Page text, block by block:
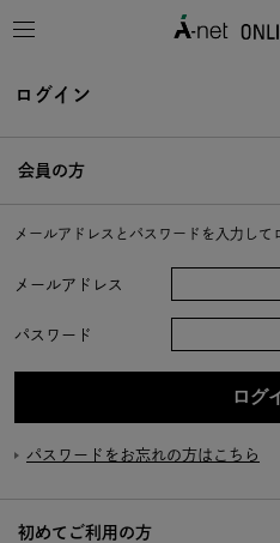
ログイン
会員の方
メールアドレスとパスワードを入力して
メールアドレス
パスワード
パスワードをお忘れの方はこちら
初めてご利用の方